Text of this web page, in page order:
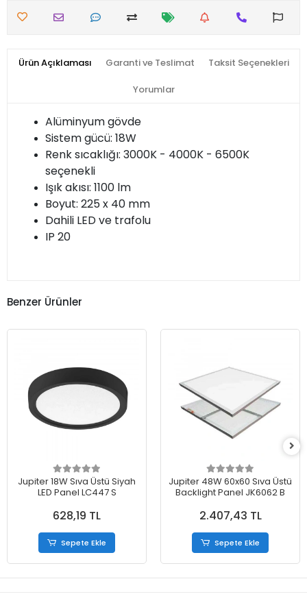
Ürün Açıklaması Garanti ve Teslimat Taksit Seçenekleri
Yorumlar
Alüminyum gövde
Sistem gücü: 18W
Renk sıcaklığı: 3000K - 4000K - 6500K
seçenekli
Işık akısı: 1100 lm
Boyut: 225 x 40 mm
Dahili LED ve trafolu
IP 20
Benzer Ürünler
Jupiter 18W Sıva Üstü Siyah
LED Panel LC447 S
628,19 TL
Sepete Ekle
Jupiter 48W 60x60 Sıva Üstü
Backlight Panel JK6062 B
2.407,43 TL
Sepete Ekle